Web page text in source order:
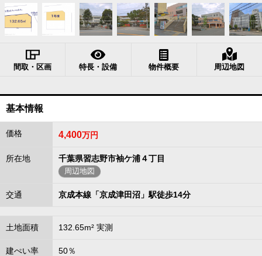
間取・区画 特長・設備 物件概要 周辺地図
基本情報
価格 4,400万円
所在地 千葉県習志野市袖ケ浦４丁目
周辺地図
交通 京成本線「京成津田沼」駅徒歩14分
土地面積 132.65m² 実測
建ぺい率 50％